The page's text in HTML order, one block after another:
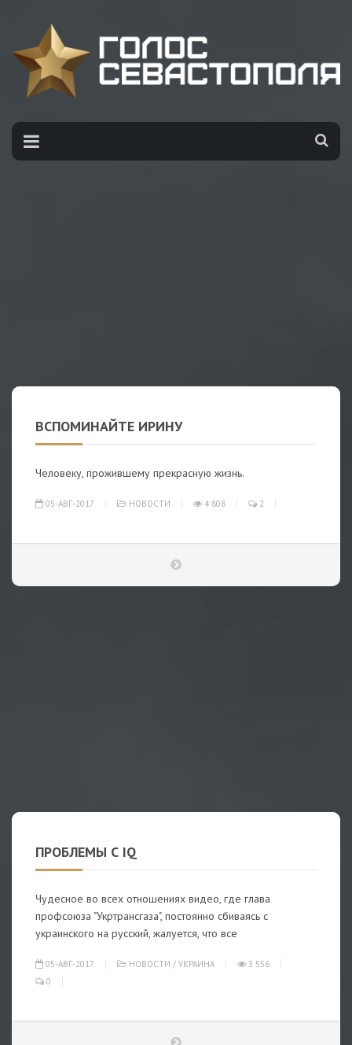
ВСПОМИНАЙТЕ ИРИНУ
Человеку, прожившему прекрасную жизнь.
05-АВГ-2017 НОВОСТИ 4 808 2
ПРОБЛЕМЫ С IQ
Чудесное во всех отношениях видео, где глава
профсоюза "Укртрансгаза", постоянно сбиваясь с
украинского на русский, жалуется, что все
05-АВГ-2017 НОВОСТИ / УКРАИНА
3 556
0